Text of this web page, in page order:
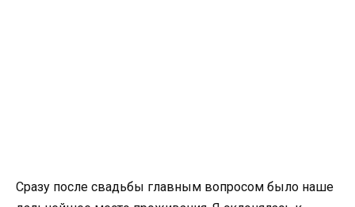
Сразу после свадьбы главным вопросом было наше